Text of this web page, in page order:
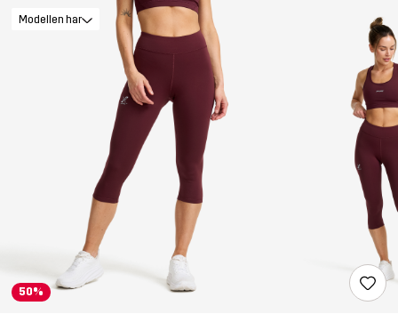
50%
Modellen har